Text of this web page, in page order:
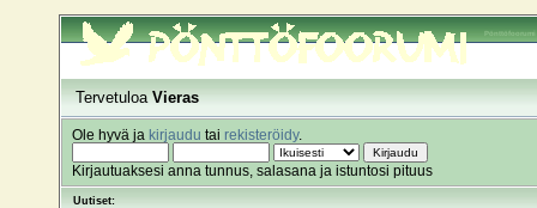
Pönttöfoorumi
TervetuloaVieras
Ole hyvä ja kirjaudu tai rekisteröidy.
Kirjautuaksesi anna tunnus, salasana ja istuntosi pituus
Uutiset: